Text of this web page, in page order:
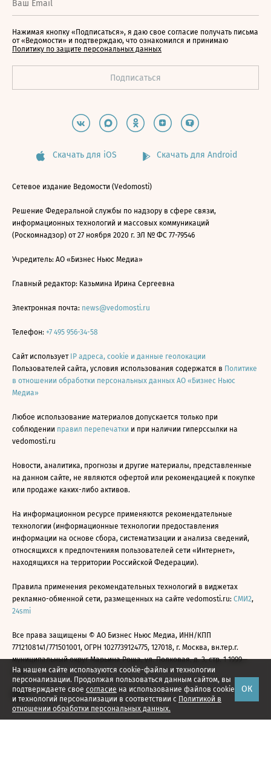
На нашем сайте используются cookie-файлы и технологии
персонализации. Продолжая пользоваться данным сайтом, вы
подтверждаете свое согласие на использование файлов cookie
и технологий персонализации в соответствии с Политикой в
отношении обработки персональных данных.
ОК
Нажимая кнопку «Подписаться», я даю свое согласие получать письма
от «Ведомости» и подтверждаю, что ознакомился и принимаю
Политику по защите персональных данных
Скачать для iOS Скачать для Android
Сетевое издание Ведомости (Vedomosti)
Решение Федеральной службы по надзору в сфере связи,
информационных технологий и массовых коммуникаций
(Роскомнадзор) от 27 ноября 2020 г. ЭЛ № ФС 77-79546
Учредитель: АО «Бизнес Ньюс Медиа»
Главный редактор: Казьмина Ирина Сергеевна
Электронная почта: news@vedomosti.ru
Телефон: +7 495 956-34-58
Сайт использует IP адреса, cookie и данные геолокации
Пользователей сайта, условия использования содержатся в Политике
в отношении обработки персональных данных АО «Бизнес Ньюс
Медиа»
Любое использование материалов допускается только при
соблюдении правил перепечатки и при наличии гиперссылки на
vedomosti.ru
Новости, аналитика, прогнозы и другие материалы, представленные
на данном сайте, не являются офертой или рекомендацией к покупке
или продаже каких-либо активов.
На информационном ресурсе применяются рекомендательные
технологии (информационные технологии предоставления
информации на основе сбора, систематизации и анализа сведений,
относящихся к предпочтениям пользователей сети «Интернет»,
находящихся на территории Российской Федерации).
Правила применения рекомендательных технологий в виджетах
рекламно-обменной сети, размещенных на сайте vedomosti.ru: СМИ2,
24smi
Все права защищены © АО Бизнес Ньюс Медиа, ИНН/КПП
7712108141/771501001, ОГРН 1027739124775, 127018, г. Москва, вн.тер.г.
муниципальный округ Марьина Роща, ул. Полковая, д. 3, стр. 1 1999—
2026